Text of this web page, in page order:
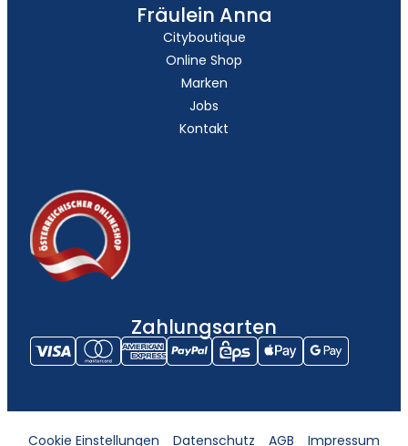
Fräulein Anna
Cityboutique
Online Shop
Marken
Jobs
Kontakt
Zahlungsarten
Cookie Einstellungen Datenschutz AGB Impressum